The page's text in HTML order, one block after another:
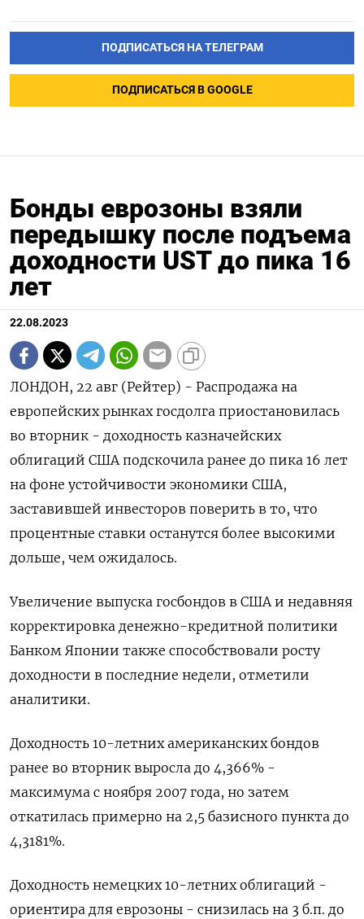
ПОДПИСАТЬСЯ НА ТЕЛЕГРАМ
ПОДПИСАТЬСЯ В GOOGLE
Бонды еврозоны взяли
передышку после подъема
доходности UST до пика 16
лет
22.08.2023
ЛОНДОН, 22 авг (Рейтер) - Распродажа на
европейских рынках госдолга приостановилась
во вторник - доходность казначейских
облигаций США подскочила ранее до пика 16 лет
на фоне устойчивости экономики США,
заставившей инвесторов поверить в то, что
процентные ставки останутся более высокими
дольше, чем ожидалось.
Увеличение выпуска госбондов в США и недавняя
корректировка денежно-кредитной политики
Банком Японии также способствовали росту
доходности в последние недели, отметили
аналитики.
Доходность 10-летних американских бондов
ранее во вторник выросла до 4,366% -
максимума с ноября 2007 года, но затем
откатилась примерно на 2,5 базисного пункта до
4,3181%.
Доходность немецких 10-летних облигаций -
ориентира для еврозоны - снизилась на 3 б.п. до